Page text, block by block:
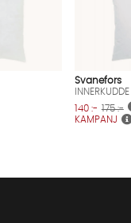
Svanefors
KAMPANJ
140 :- 175 :-